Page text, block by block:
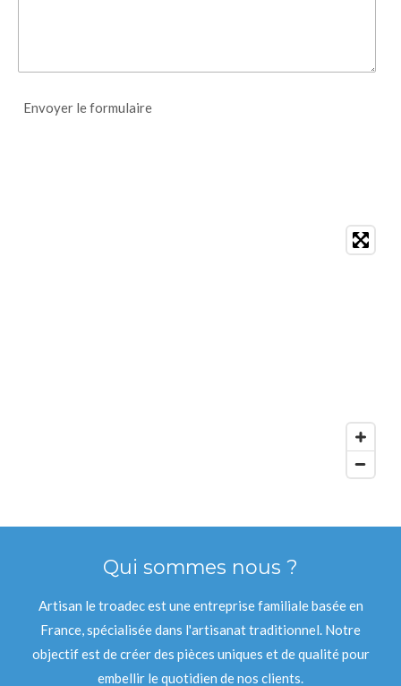
Envoyer le formulaire
Qui sommes nous ?
Artisan le troadec est une entreprise familiale basée en
France, spécialisée dans l'artisanat traditionnel. Notre
objectif est de créer des pièces uniques et de qualité pour
embellir le quotidien de nos clients.